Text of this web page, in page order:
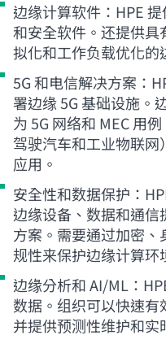
边缘计算软件：HPE
和安全软件。还提供具
拟化和工作负载优化的
5G 和电信解决方案：
署边缘 5G 基础设施。
为 5G 网络和 MEC 用
驾驶汽车和工业物联
应用。
安全性和数据保护：
边缘设备、数据和通
方案。需要通过加密
规性来保护边缘计算环
边缘分析和 AI/ML：
数据。组织可以快速有
并提供预测性维护和实